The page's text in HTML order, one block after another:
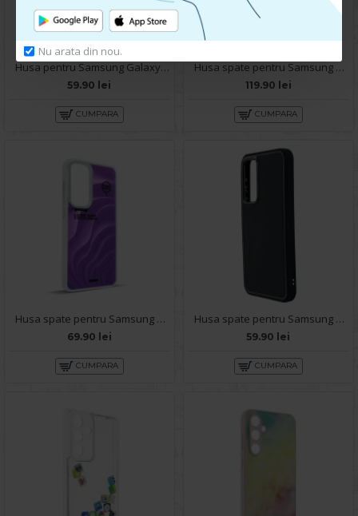
Nu arata din nou.
Husa pentru Samsung Galaxy S23 FE - Carte X-Power Gold
59.90 lei
CUMPARA
Husa spate pentru Samsung Galaxy S23 FE - Happy case
119.90 lei
CUMPARA
Husa spate pentru Samsung Galaxy S23 FE- Dun case Mov
69.90 lei
CUMPARA
Husa spate pentru Samsung Galaxy S23 FE KIP Case - Negru
59.90 lei
CUMPARA